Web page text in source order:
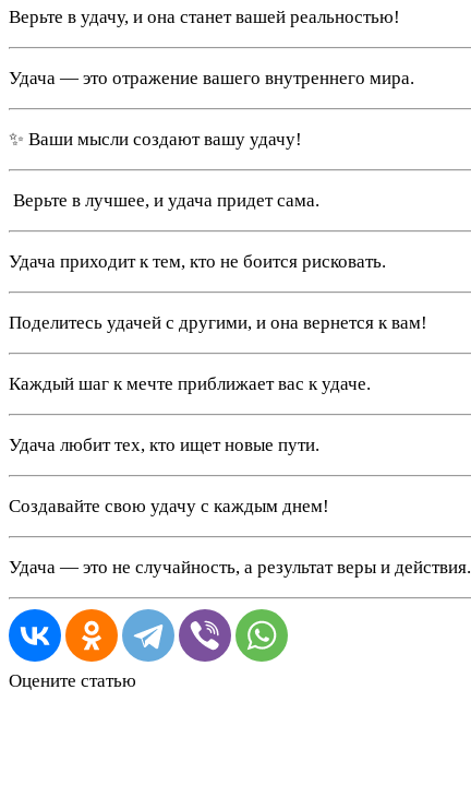
Верьте в удачу, и она станет вашей реальностью!
Удача — это отражение вашего внутреннего мира.
✨ Ваши мысли создают вашу удачу!
️ Верьте в лучшее, и удача придет сама.
Удача приходит к тем, кто не боится рисковать.
Поделитесь удачей с другими, и она вернется к вам!
Каждый шаг к мечте приближает вас к удаче.
Удача любит тех, кто ищет новые пути.
Создавайте свою удачу с каждым днем!
Удача — это не случайность, а результат веры и действия.
Оцените статью